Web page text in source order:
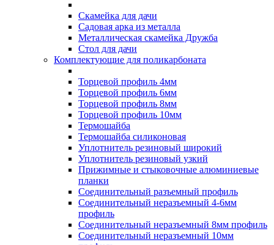
Скамейка для дачи
Садовая арка из металла
Металлическая скамейка Дружба
Стол для дачи
Комплектующие для поликарбоната
Торцевой профиль 4мм
Торцевой профиль 6мм
Торцевой профиль 8мм
Торцевой профиль 10мм
Термошайба
Термошайба силиконовая
Уплотнитель резиновый широкий
Уплотнитель резиновый узкий
Прижимные и стыковочные алюминиевые
планки
Соединительный разъемный профиль
Соединительный неразъемный 4-6мм
профиль
Соединительный неразъемный 8мм профиль
Соединительный неразъемный 10мм